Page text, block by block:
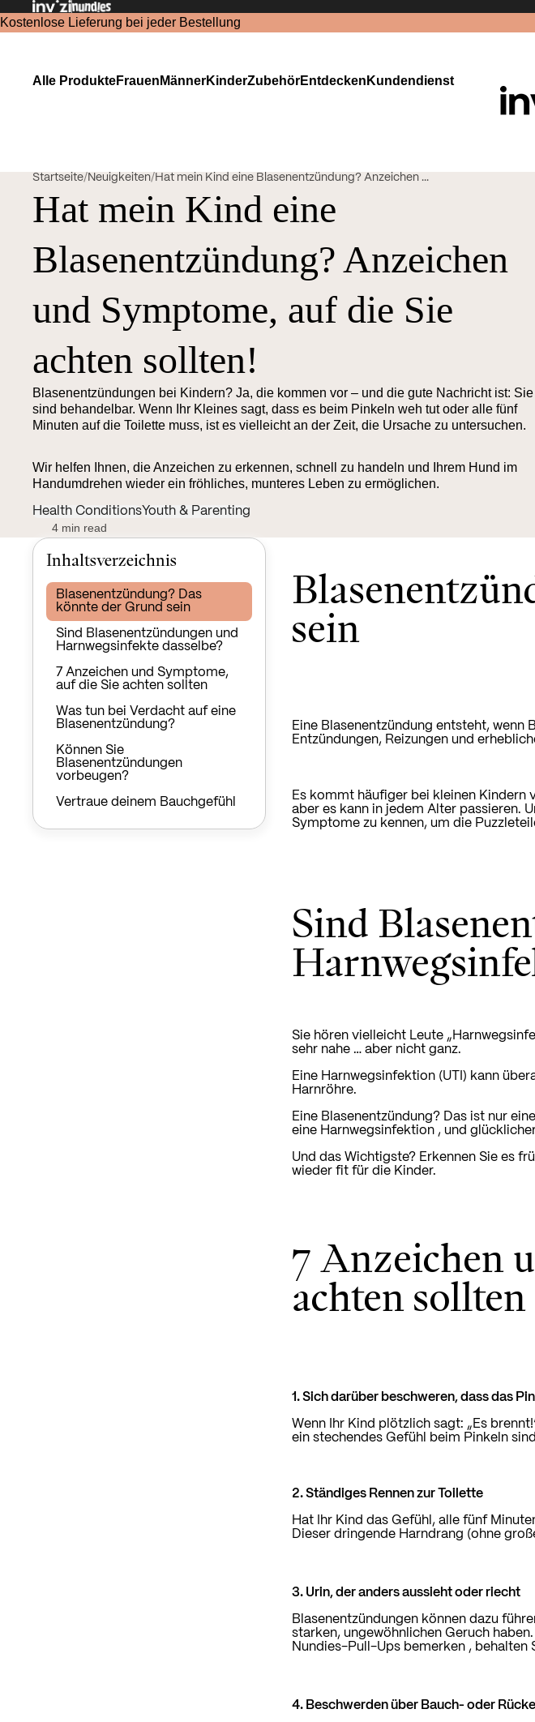
Kostenlose Lieferung bei jeder Bestellung
Alle ProdukteFrauen MännerKinderZubehörEntdecken Kundendienst
Startseite/Neuigkeiten/Hat mein Kind eine Blasenentzündung? Anzeichen ...
Hat mein Kind eine
Blasenentzündung? Anzeichen
und Symptome, auf die Sie
achten sollten!
Blasenentzündungen bei Kindern? Ja, die kommen vor – und die gute Nachricht ist: Sie
sind behandelbar. Wenn Ihr Kleines sagt, dass es beim Pinkeln weh tut oder alle fünf
Minuten auf die Toilette muss, ist es vielleicht an der Zeit, die Ursache zu untersuchen.
Wir helfen Ihnen, die Anzeichen zu erkennen, schnell zu handeln und Ihrem Hund im
Handumdrehen wieder ein fröhliches, munteres Leben zu ermöglichen.
Health ConditionsYouth & Parenting
4 min read
Inhaltsverzeichnis
Blasenentzündung? Das
könnte der Grund sein
Sind Blasenentzündungen und
Harnwegsinfekte dasselbe?
7 Anzeichen und Symptome,
auf die Sie achten sollten
Was tun bei Verdacht auf eine
Blasenentzündung?
Können Sie
Blasenentzündungen
vorbeugen?
Vertraue deinem Bauchgefühl
sein
Eine Blasenentzündung entsteht, wenn
Entzündungen, Reizungen und
Es kommt häufiger bei kleinen Kindern
aber es kann in jedem Alter passieren.
Symptome zu kennen, um die
Sind
Sie hören vielleicht Leute
sehr nahe … aber nicht ganz.
Eine Harnwegsinfektion (UTI) kann
Harnröhre.
Eine Blasenentzündung? Das ist nur
eine Harnwegsinfektion , und
Und das Wichtigste? Erkennen Sie es
wieder fit für die Kinder.
7 Anzeichen
achten sollten
1. Sich darüber beschweren, dass das
Wenn Ihr Kind plötzlich sagt: „Es
ein stechendes Gefühl beim Pinkeln
2. Ständiges Rennen zur Toilette
Hat Ihr Kind das Gefühl, alle fünf
Dieser dringende Harndrang (ohne
3. Urin, der anders aussieht oder riecht
Blasenentzündungen können dazu
starken, ungewöhnlichen Geruch
Nundies-Pull-Ups bemerken , behalten
4. Beschwerden über Bauch- oder